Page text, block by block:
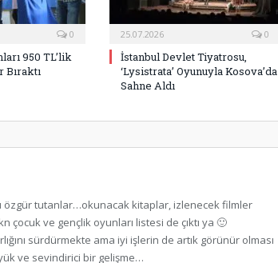
0
950 TL’lik
25.07.2026 0
İstanbul Devlet Tiyatrosu,
‘Lysistrata’ Oyunuyla Kosova’da
Sahne Aldı
tutanlar…okunacak kitaplar, izlenecek filmler
ve gençlik oyunları listesi de çıktı ya 🙂
sürdürmekte ama iyi işlerin de artık görünür olması
ve sevindirici bir gelişme…